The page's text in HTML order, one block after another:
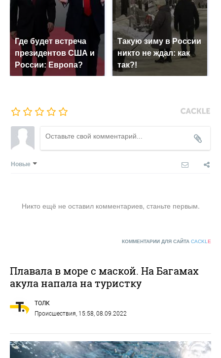
Где будет встреча
президентов США и
России: Европа?
Такую зиму в России
никто не ждал: как
так?!
Новые
Никто ещё не оставил комментариев, станьте первым.
КОММЕНТАРИИ ДЛЯ САЙТА CACKL E
Плавала в море с маской. На Багамах
акула напала на туристку
ТОЛК
Происшествия, 15:58, 08.09.2022